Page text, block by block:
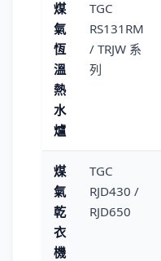
煤
氣
恆
溫
熱
水
爐
TGC
RS131RM
/ TRJW 系
列
煤
氣
乾
衣
機
TGC
RJD430 /
RJD650